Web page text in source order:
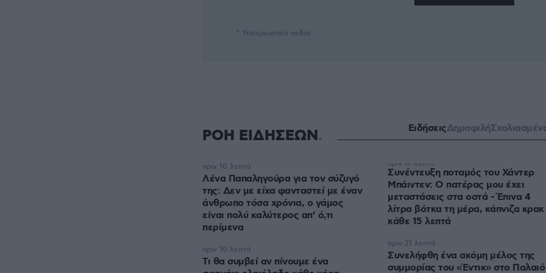
* Υποχρεωτικά πεδία
ΡΟΗ ΕΙΔΗΣΕΩΝ ΕιδήσειςΔημοφιλή
Λένα Παπαληγούρα για τον σύζυγό
της: Δεν με είχα φανταστεί με έναν
άνθρωπο τόσα χρόνια, ο γάμος
είναι πολύ καλύτερος απ’ ό,τι
περίμενα
πριν 10 λεπτά
Τι θα συμβεί αν πίνουμε ένα
πριν 10 λεπτά
Συνέντευξη ποταμός του Χάντερ
Μπάιντεν: Ο πατέρας μου έχει
μεταστάσεις στα οστά - Έπινα 4
λίτρα βότκα τη μέρα, κάπνιζα κρακ
κάθε 15 λεπτά
πριν 17 λεπτά
Συνελήφθη ένα ακόμη μέλος της
συμμορίας του «Έντικ» στο Παλαιό
πριν 21 λεπτά